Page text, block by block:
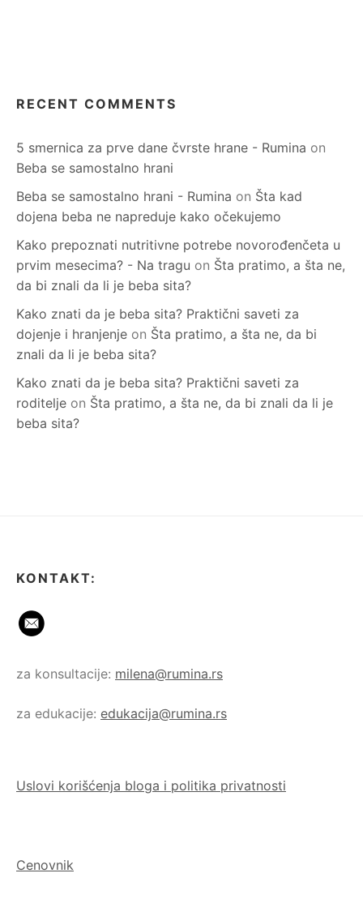
RECENT COMMENTS
5 smernica za prve dane čvrste hrane - Rumina on
Beba se samostalno hrani
Beba se samostalno hrani - Rumina on Šta kad
dojena beba ne napreduje kako očekujemo
Kako prepoznati nutritivne potrebe novorođenčeta u
prvim mesecima? - Na tragu on Šta pratimo, a šta ne,
da bi znali da li je beba sita?
Kako znati da je beba sita? Praktični saveti za
dojenje i hranjenje on Šta pratimo, a šta ne, da bi
znali da li je beba sita?
Kako znati da je beba sita? Praktični saveti za
roditelje on Šta pratimo, a šta ne, da bi znali da li je
beba sita?
KONTAKT:
za konsultacije: milena@rumina.rs
za edukacije: edukacija@rumina.rs
Uslovi korišćenja bloga i politika privatnosti
Cenovnik